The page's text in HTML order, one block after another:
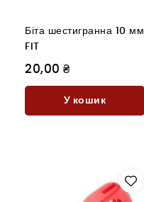
Біта шестигранна 10 мм
FIT
20,00 ₴
У кошик